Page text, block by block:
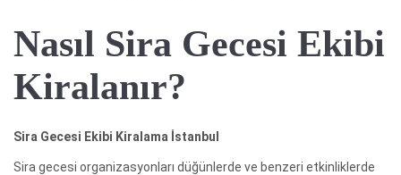
Nasıl Sira Gecesi Ekibi
Kiralanır?
Sira Gecesi Ekibi Kiralama İstanbul
Sira gecesi organizasyonları düğünlerde ve benzeri etkinliklerde